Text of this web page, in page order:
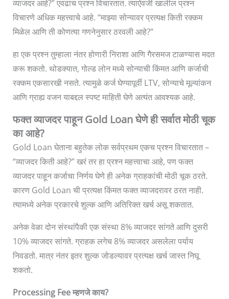
व्याजदर आहे?” एवढाच प्रश्न विचारतात. त्याऐवजी खालील प्रश्न
विचारणे अधिक महत्त्वाचे आहे. “माझ्या सोन्यावर प्रत्यक्ष किती रक्कम
मिळेल आणि ती कोणत्या गणनेनुसार ठरवली आहे?”
हा एक प्रश्न तुम्हाला नंतर होणारी निराशा आणि गैरसमज टाळण्यास मदत
करू शकतो. थोडक्यात, गोल्ड लोन मध्ये सोन्याची किंमत आणि कर्जाची
रक्कम एकसारखी नसते. त्यामुळे कर्ज घेण्यापूर्वी LTV, सोन्याचे मूल्यांकन
आणि ग्राह्य वजन याबद्दल स्पष्ट माहिती घेणे अत्यंत आवश्यक आहे.
फक्त व्याजदर पाहून Gold Loan घेणे ही सर्वात मोठी चूक
का आहे?
Gold Loan घेताना बहुतेक लोक सर्वप्रथम एकच प्रश्न विचारतात –
“व्याजदर किती आहे?” खरं तर हा प्रश्न महत्त्वाचा आहे, पण फक्त
व्याजदर पाहून कर्जाचा निर्णय घेणे ही अनेक ग्राहकांची मोठी चूक ठरते.
कारण Gold Loan ची प्रत्यक्ष किंमत फक्त व्याजदरावर ठरत नाही.
त्यामध्ये अनेक प्रकारचे शुल्क आणि अतिरिक्त खर्च असू शकतात.
अनेक वेळा दोन संस्थांपैकी एक संस्था 8% व्याजदर सांगते आणि दुसरी
10% व्याजदर सांगते. ग्राहक लगेच 8% व्याजदर असलेला पर्याय
निवडतो. मात्र नंतर इतर शुल्क जोडल्यावर प्रत्यक्ष खर्च जास्त निघू
शकतो.
Processing Fee म्हणजे काय?